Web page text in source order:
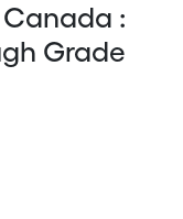
:
Grade